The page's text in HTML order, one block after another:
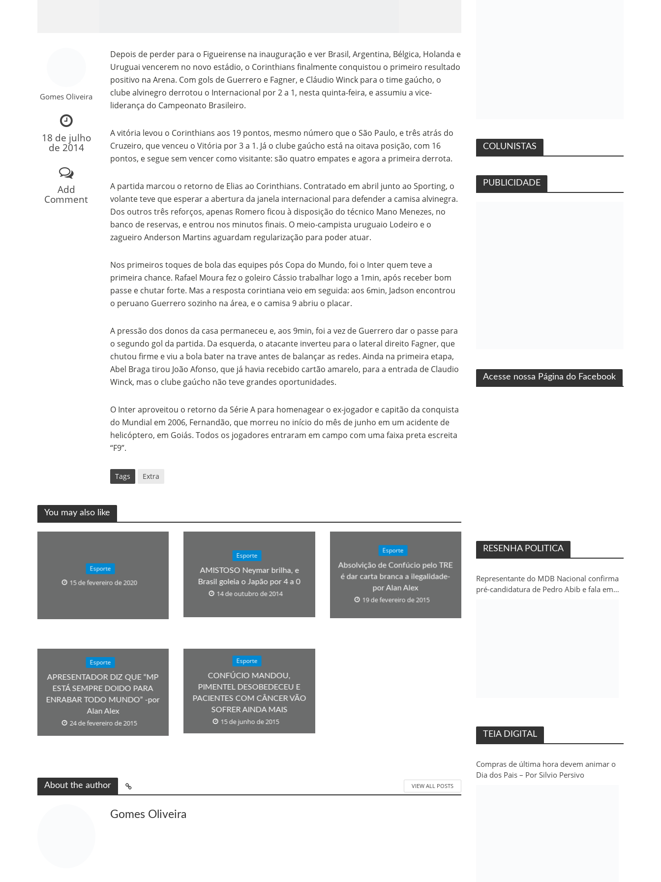
Como o Cachorrinho Kong ajudou o Imperador Dom Pedro I na Independência do Brasil
Os segredos não revelados do livro de apocalipse
FILME: Como um Monjolo salvou a vida de Flechinha, o bebe coelho – Vídeo em Português mais uma produção Folha Filmes
Gomes Oliveira
18 de julho
de 2014
Add
Comment
Depois de perder para o Figueirense na inauguração e ver Brasil, Argentina, Bélgica, Holanda e
Uruguai vencerem no novo estádio, o Corinthians finalmente conquistou o primeiro resultado
positivo na Arena. Com gols de Guerrero e Fagner, e Cláudio Winck para o time gaúcho, o
clube alvinegro derrotou o Internacional por 2 a 1, nesta quinta-feira, e assumiu a vice-
liderança do Campeonato Brasileiro.
A vitória levou o Corinthians aos 19 pontos, mesmo número que o São Paulo, e três atrás do
Cruzeiro, que venceu o Vitória por 3 a 1. Já o clube gaúcho está na oitava posição, com 16
pontos, e segue sem vencer como visitante: são quatro empates e agora a primeira derrota.
A partida marcou o retorno de Elias ao Corinthians. Contratado em abril junto ao Sporting, o
volante teve que esperar a abertura da janela internacional para defender a camisa alvinegra.
Dos outros três reforços, apenas Romero ficou à disposição do técnico Mano Menezes, no
banco de reservas, e entrou nos minutos finais. O meio-campista uruguaio Lodeiro e o
zagueiro Anderson Martins aguardam regularização para poder atuar.
Nos primeiros toques de bola das equipes pós Copa do Mundo, foi o Inter quem teve a
primeira chance. Rafael Moura fez o goleiro Cássio trabalhar logo a 1min, após receber bom
passe e chutar forte. Mas a resposta corintiana veio em seguida: aos 6min, Jadson encontrou
o peruano Guerrero sozinho na área, e o camisa 9 abriu o placar.
A pressão dos donos da casa permaneceu e, aos 9min, foi a vez de Guerrero dar o passe para
o segundo gol da partida. Da esquerda, o atacante inverteu para o lateral direito Fagner, que
chutou firme e viu a bola bater na trave antes de balançar as redes. Ainda na primeira etapa,
Abel Braga tirou João Afonso, que já havia recebido cartão amarelo, para a entrada de Claudio
Winck, mas o clube gaúcho não teve grandes oportunidades.
O Inter aproveitou o retorno da Série A para homenagear o ex-jogador e capitão da conquista
do Mundial em 2006, Fernandão, que morreu no início do mês de junho em um acidente de
helicóptero, em Goiás. Todos os jogadores entraram em campo com uma faixa preta escreita
“F9”.
Tags Extra
You may also like
Esporte
15 de fevereiro de 2020
Esporte
AMISTOSO Neymar brilha, e
Brasil goleia o Japão por 4 a 0
14 de outubro de 2014
Esporte
Absolvição de Confúcio pelo TRE
é dar carta branca a ilegalidade-
por Alan Alex
19 de fevereiro de 2015
Esporte
APRESENTADOR DIZ QUE “MP
ESTÁ SEMPRE DOIDO PARA
ENRABAR TODO MUNDO” -por
Alan Alex
24 de fevereiro de 2015
Esporte
CONFÚCIO MANDOU,
PIMENTEL DESOBEDECEU E
PACIENTES COM CÂNCER VÃO
SOFRER AINDA MAIS
15 de junho de 2015
About the author VIEW ALL POSTS
Gomes Oliveira
COLUNISTAS
PUBLICIDADE
Acesse nossa Página do Facebook
RESENHA POLITICA
Representante do MDB Nacional confirma
pré-candidatura de Pedro Abib e fala em
TEIA DIGITAL
Compras de última hora devem animar o
Dia dos Pais – Por Silvio Persivo